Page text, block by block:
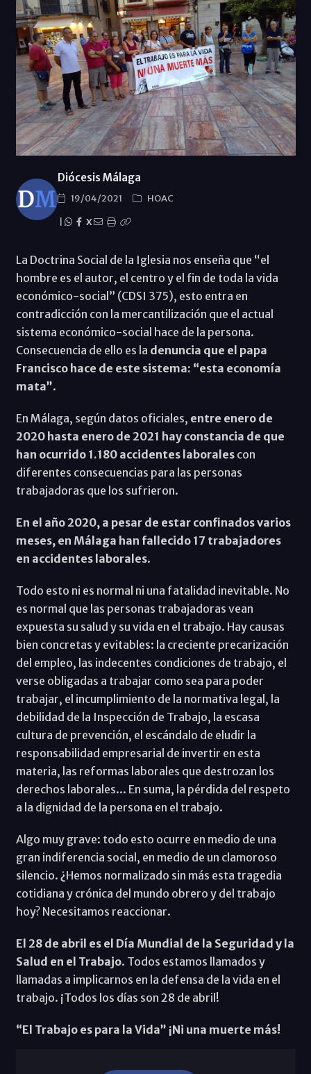
Diócesis Málaga
19/04/2021
HOAC
X
La Doctrina Social de la Iglesia nos enseña que “el
hombre es el autor, el centro y el fin de toda la vida
económico-social” (CDSI 375), esto entra en
contradicción con la mercantilización que el actual
sistema económico-social hace de la persona.
Consecuencia de ello es la denuncia que el papa
Francisco hace de este sistema: “esta economía
mata”.
En Málaga, según datos oficiales, entre enero de
2020 hasta enero de 2021 hay constancia de que
han ocurrido 1.180 accidentes laboralescon
diferentes consecuencias para las personas
trabajadoras que los sufrieron.
En el año 2020, a pesar de estar confinados varios
meses, en Málaga han fallecido 17 trabajadores
en accidentes laborales.
Todo esto ni es normal ni una fatalidad inevitable. No
es normal que las personas trabajadoras vean
expuesta su salud y su vida en el trabajo. Hay causas
bien concretas y evitables: la creciente precarización
del empleo, las indecentes condiciones de trabajo, el
verse obligadas a trabajar como sea para poder
trabajar, el incumplimiento de la normativa legal, la
debilidad de la Inspección de Trabajo, la escasa
cultura de prevención, el escándalo de eludir la
responsabilidad empresarial de invertir en esta
materia, las reformas laborales que destrozan los
derechos laborales... En suma, la pérdida del respeto
a la dignidad de la persona en el trabajo.
Algo muy grave: todo esto ocurre en medio de una
gran indiferencia social, en medio de un clamoroso
silencio. ¿Hemos normalizado sin más esta tragedia
cotidiana y crónica del mundo obrero y del trabajo
hoy? Necesitamos reaccionar.
El 28 de abril es el Día Mundial de la Seguridad y la
Salud en el Trabajo. Todos estamos llamados y
llamadas a implicarnos en la defensa de la vida en el
trabajo. ¡Todos los días son 28 de abril!
“El Trabajo es para la Vida” ¡Ni una muerte más!